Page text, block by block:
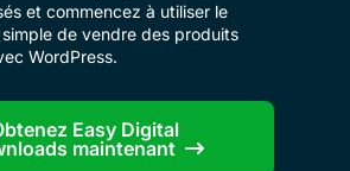
et commencez à utiliser le
de vendre des produits
WordPress.
Easy Digital
maintenant